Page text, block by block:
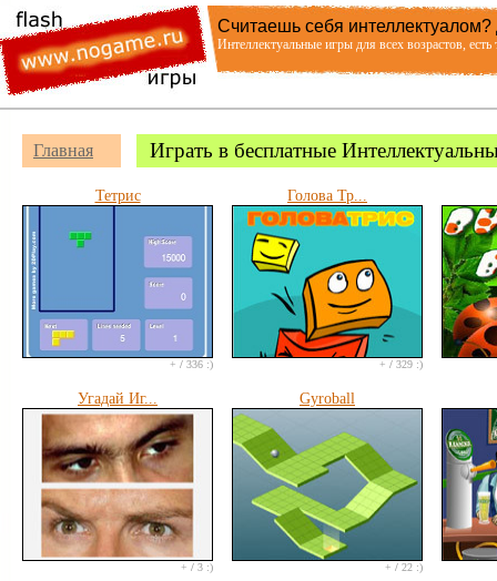
Считаешь себя
Интеллектуальные игры для всех возрастов,
Главная Играть в бесплатные
Тетрис
+ / 336 :)
Голова Тр...
+ / 329 :)
Угадай Иг...
+ / 3 :)
Gyroball
+ / 22 :)